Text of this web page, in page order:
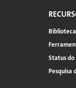
Status
Pesquisa